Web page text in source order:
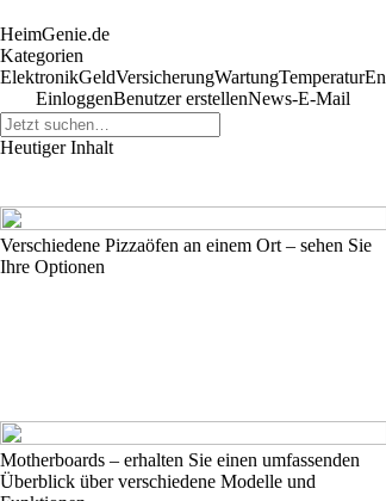
HeimGenie.de
Kategorien
ElektronikGeldVersicherungWartungTemperatur
EinloggenBenutzer erstellenNews-E-Mail
Heutiger Inhalt
Verschiedene Pizzaöfen an einem Ort – sehen Sie
Ihre Optionen
Motherboards – erhalten Sie einen umfassenden
Überblick über verschiedene Modelle und